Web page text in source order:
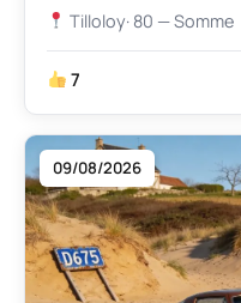
Tilloloy· 80 — Somme
7
09/08/2026